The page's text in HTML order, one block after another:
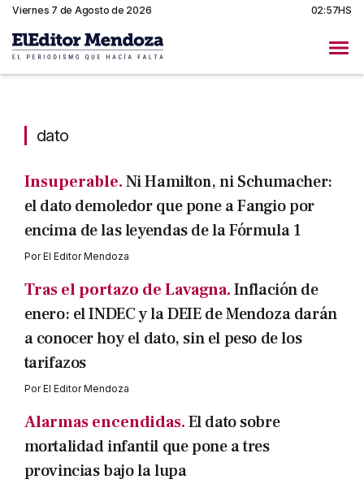
Viernes 7 de Agosto de 2026 02:57HS
dato
Insuperable.Ni Hamilton, ni Schumacher:
el dato demoledor que pone a Fangio por
encima de las leyendas de la Fórmula 1
PorEl Editor Mendoza
Tras el portazo de Lavagna.Inflación de
enero: el INDEC y la DEIE de Mendoza darán
a conocer hoy el dato, sin el peso de los
tarifazos
PorEl Editor Mendoza
Alarmas encendidas.El dato sobre
mortalidad infantil que pone a tres
provincias bajo la lupa